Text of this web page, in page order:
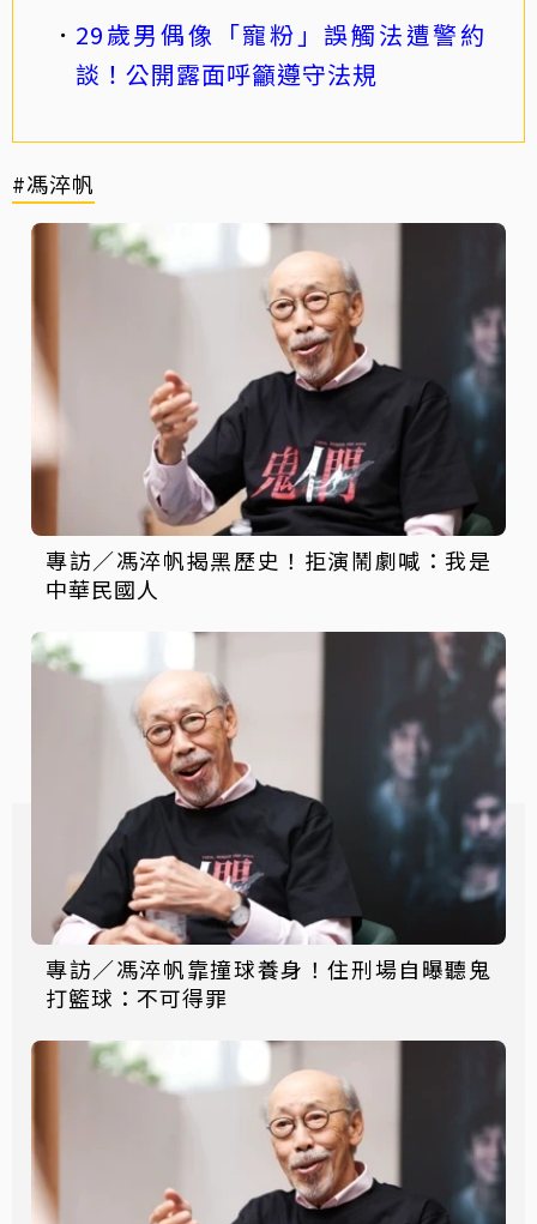
29歲男偶像「寵粉」誤觸法遭警約
談！公開露面呼籲遵守法規
#馮淬帆
專訪／馮淬帆揭黑歷史！拒演鬧劇喊：我是
中華民國人
專訪／馮淬帆靠撞球養身！住刑場自曝聽鬼
打籃球：不可得罪